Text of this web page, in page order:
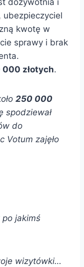
dożywotnia i
ubezpieczyciel
kwotę w
sprawy i brak
000 złotych.
250 000
spodziewał
do
Votum zajęło
po jakimś
wizytówki…